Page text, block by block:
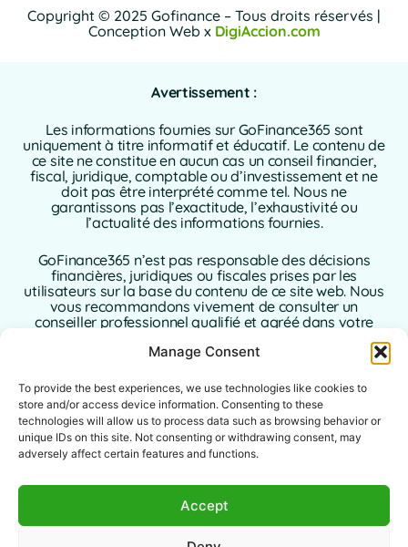
Manage Consent
To provide the best experiences, we use technologies like cookies to
store and/or access device information. Consenting to these
technologies will allow us to process data such as browsing behavior or
unique IDs on this site. Not consenting or withdrawing consent, may
adversely affect certain features and functions.
Accept
Copyright © 2025 Gofinance – Tous droits réservés |
Conception Web x DigiAccion.com
Avertissement :
Les informations fournies sur GoFinance365 sont
uniquement à titre informatif et éducatif. Le contenu de
ce site ne constitue en aucun cas un conseil financier,
fiscal, juridique, comptable ou d’investissement et ne
doit pas être interprété comme tel. Nous ne
garantissons pas l’exactitude, l’exhaustivité ou
l’actualité des informations fournies.
GoFinance365 n’est pas responsable des décisions
financières, juridiques ou fiscales prises par les
utilisateurs sur la base du contenu de ce site web. Nous
vous recommandons vivement de consulter un
conseiller professionnel qualifié et agréé dans votre
concernant vos finances personnelles ou
L’utilisation de ce site web implique l’acceptation sans
réserve de la présente clause de non-responsabilité. Ni
GoFinance365, ni ses auteurs ou contributeurs
n’assument aucune responsabilité pour les dommages
des informations fournies.